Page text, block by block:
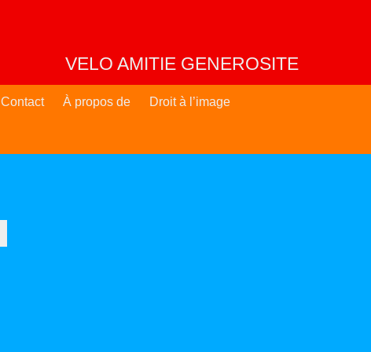
VELO AMITIE GENEROSITE
Contact À propos de Droit à l’image